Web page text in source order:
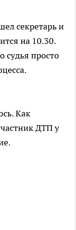
секретарь и
на 10.30.
судья просто
Как
ДТП у